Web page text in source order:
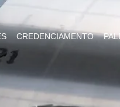
CREDENCIAMENTO